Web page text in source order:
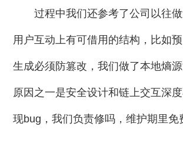
过程中我们还参考了公司以往
用户互动上有可借用的结构，比如
生成必须防篡改，我们做了本地熵
原因之一是安全设计和链上交互深
现bug，我们负责修吗，维护期里免